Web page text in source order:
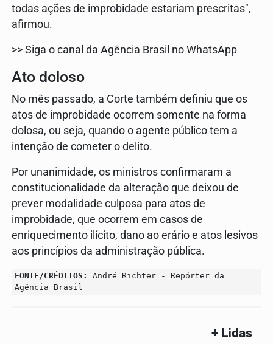
todas ações de improbidade estariam prescritas",
afirmou.
>> Siga o canal da Agência Brasil no WhatsApp
Ato doloso
No mês passado, a Corte também definiu que os
atos de improbidade ocorrem somente na forma
dolosa, ou seja, quando o agente público tem a
intenção de cometer o delito.
Por unanimidade, os ministros confirmaram a
constitucionalidade da alteração que deixou de
prever modalidade culposa para atos de
improbidade, que ocorrem em casos de
enriquecimento ilícito, dano ao erário e atos lesivos
aos princípios da administração pública.
FONTE/CRÉDITOS:
André Richter - Repórter da
Agência Brasil
+ Lidas